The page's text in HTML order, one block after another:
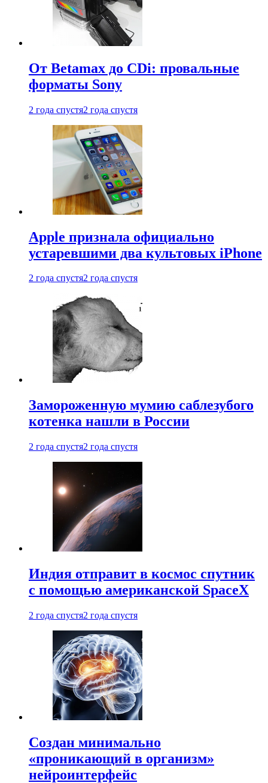
От Betamax до CDi: провальные
форматы Sony
2 года спустя2 года спустя
Apple признала официально
устаревшими два культовых iPhone
2 года спустя2 года спустя
Замороженную мумию саблезубого
котенка нашли в России
2 года спустя2 года спустя
Индия отправит в космос спутник
с помощью американской SpaceX
2 года спустя2 года спустя
Создан минимально
«проникающий в организм»
нейроинтерфейс